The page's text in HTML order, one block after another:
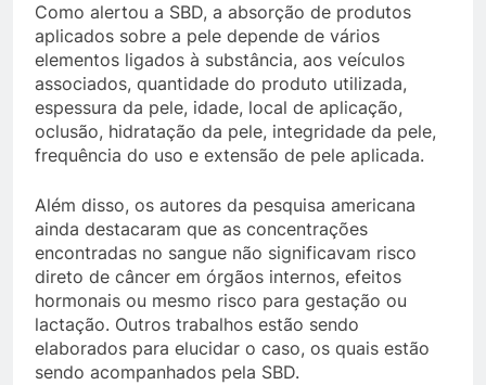
Como alertou a SBD, a absorção de produtos
aplicados sobre a pele depende de vários
elementos ligados à substância, aos veículos
associados, quantidade do produto utilizada,
espessura da pele, idade, local de aplicação,
oclusão, hidratação da pele, integridade da pele,
frequência do uso e extensão de pele aplicada.
Além disso, os autores da pesquisa americana
ainda destacaram que as concentrações
encontradas no sangue não significavam risco
direto de câncer em órgãos internos, efeitos
hormonais ou mesmo risco para gestação ou
lactação. Outros trabalhos estão sendo
elaborados para elucidar o caso, os quais estão
sendo acompanhados pela SBD.